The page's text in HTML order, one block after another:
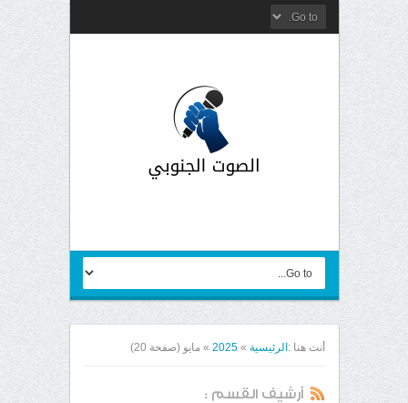
أنت هنا : الرئيسية »
2025
» مايو (صفحة 20)
أرشيف القسم :